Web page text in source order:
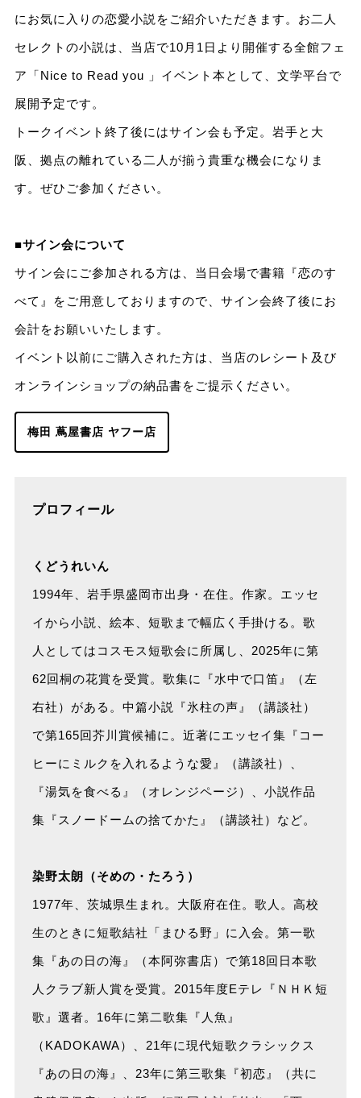
にお気に入りの恋愛小説をご紹介いただきます。お二人
セレクトの小説は、当店で10月1日より開催する全館フェ
ア「Nice to Read you 」イベント本として、文学平台で
展開予定です。
トークイベント終了後にはサイン会も予定。岩手と大
阪、拠点の離れている二人が揃う貴重な機会になりま
す。ぜひご参加ください。
■サイン会について
サイン会にご参加される方は、当日会場で書籍『恋のす
べて』をご用意しておりますので、サイン会終了後にお
会計をお願いいたします。
イベント以前にご購入された方は、当店のレシート及び
オンラインショップの納品書をご提示ください。
梅田 蔦屋書店 ヤフー店
プロフィール
くどうれいん
1994年、岩手県盛岡市出身・在住。作家。エッセ
イから小説、絵本、短歌まで幅広く手掛ける。歌
人としてはコスモス短歌会に所属し、2025年に第
62回桐の花賞を受賞。歌集に『水中で口笛』（左
右社）がある。中篇小説『氷柱の声』（講談社）
で第165回芥川賞候補に。近著にエッセイ集『コー
ヒーにミルクを入れるような愛』（講談社）、
『湯気を食べる』（オレンジページ）、小説作品
集『スノードームの捨てかた』（講談社）など。
染野太朗（そめの・たろう）
1977年、茨城県生まれ。大阪府在住。歌人。高校
生のときに短歌結社「まひる野」に入会。第一歌
集『あの日の海』（本阿弥書店）で第18回日本歌
人クラブ新人賞を受賞。2015年度Eテレ『ＮＨＫ短
歌』選者。16年に第二歌集『人魚』
（KADOKAWA）、21年に現代短歌クラシックス
『あの日の海』、23年に第三歌集『初恋』（共に